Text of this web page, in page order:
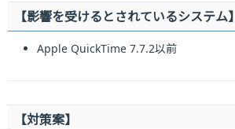
【影響を受けるとされているシステム】
Apple QuickTime 7.7.2以前
【対策案】